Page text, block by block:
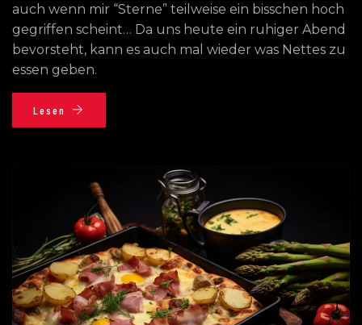
auch wenn mir “Sterne” teilweise ein bisschen hoch
gegriffen scheint… Da uns heute ein ruhiger Abend
bevorsteht, kann es auch mal wieder was Nettes zu
essen geben.
Lesen